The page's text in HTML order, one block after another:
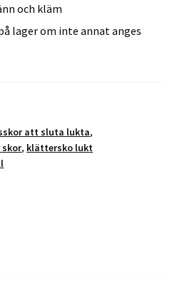
t
och kläm
lager om inte annat anges
att sluta lukta,
, klättersko lukt